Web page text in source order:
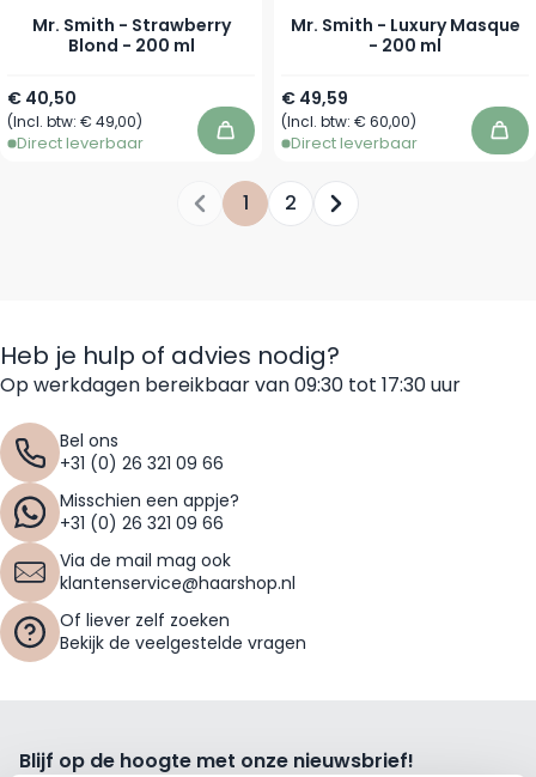
Mr. Smith - Strawberry
Blond - 200 ml
€ 40,50
(Incl. btw: € 49,00)
Direct leverbaar In winkelwagen
Mr. Smith - Luxury Masque
- 200 ml
€ 49,59
(Incl. btw: € 60,00)
Direct leverbaar In
Je leest momenteel pagina
1 Pagina
2
Heb je hulp of advies nodig?
Op werkdagen bereikbaar van 09:30 tot 17:30 uur
Bel ons
+31 (0) 26 321 09 66
Misschien een appje?
+31 (0) 26 321 09 66
Via de mail mag ook
klantenservice@haarshop.nl
Of liever zelf zoeken
Bekijk de veelgestelde vragen
Blijf op de hoogte met onze nieuwsbrief!